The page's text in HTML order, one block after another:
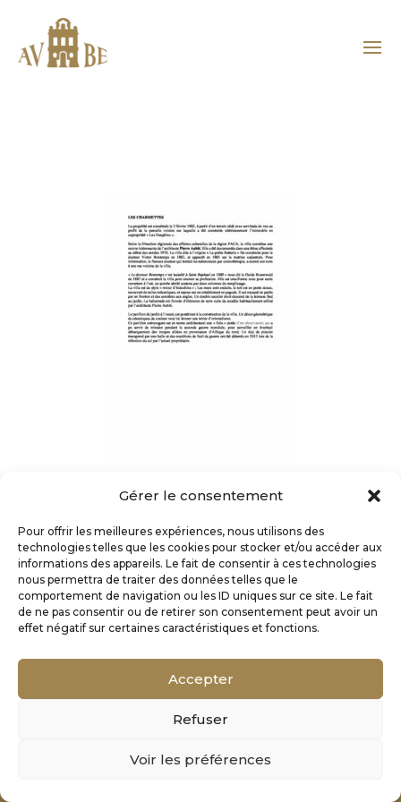
Gérer le consentement
Pour offrir les meilleures expériences, nous utilisons des
technologies telles que les cookies pour stocker et/ou accéder aux
informations des appareils. Le fait de consentir à ces technologies
nous permettra de traiter des données telles que le
comportement de navigation ou les ID uniques sur ce site. Le fait
de ne pas consentir ou de retirer son consentement peut avoir un
effet négatif sur certaines caractéristiques et fonctions.
Accepter
Refuser
Voir les préférences
Mentions Légales